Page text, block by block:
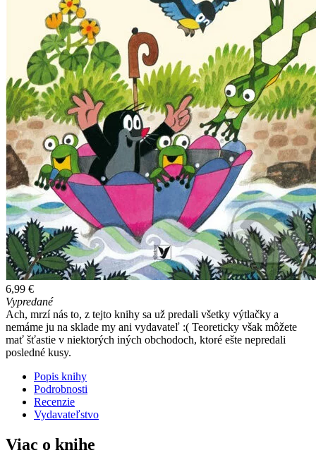
6,99 €
Vypredané
Ach, mrzí nás to, z tejto knihy sa už predali všetky výtlačky a
nemáme ju na sklade my ani vydavateľ :( Teoreticky však môžete
mať šťastie v niektorých iných obchodoch, ktoré ešte nepredali
posledné kusy.
Popis knihy
Podrobnosti
Recenzie
Vydavateľstvo
Viac o knihe